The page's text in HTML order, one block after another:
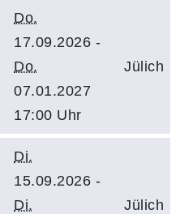
Do.
17.09.2026 -
Do.
07.01.2027
17:00 Uhr
Jülich
Di.
15.09.2026 -
Di.
Jülich